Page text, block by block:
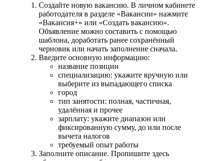
Создайте новую вакансию. В личном кабинете
работодателя в разделе «Вакансии» нажмите
«Вакансия+» или «Создать вакансию».
Объявление можно составить с помощью
шаблона, доработать ранее сохранённый
черновик или начать заполнение сначала.
Введите основную информацию:
название позиции
специализацию: укажите вручную или
выберите из выпадающего списка
город
тип занятости: полная, частичная,
удалённая и прочее
зарплату: укажите диапазон или
фиксированную сумму, до или после
вычета налогов
требуемый опыт работы
Заполните описание. Пропишите здесь